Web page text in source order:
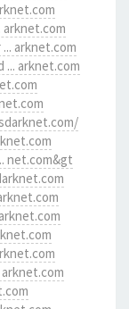
arknet.com
arknet.com
net.com&gt